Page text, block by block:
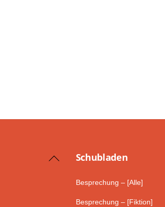
Back
Schub­laden
Besprechung – [Alle]
Besprechung – [Fiktion]